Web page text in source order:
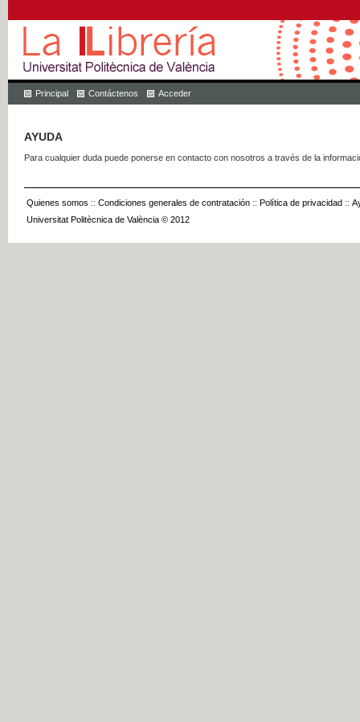
Principal Contáctenos Acceder
AYUDA
Para cualquier duda puede ponerse en contacto con nosotros a través de la
Quienes somos :: Condiciones generales de contratación :: Política de privacidad ::
Universitat Politècnica de València © 2012